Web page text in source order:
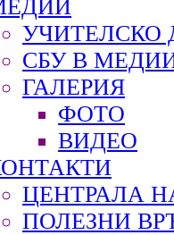
УЧИТЕЛСКО
СБУ В
ГАЛЕРИЯ
ФОТО
ВИДЕО
ЦЕНТРАЛА
ПОЛЕЗНИ